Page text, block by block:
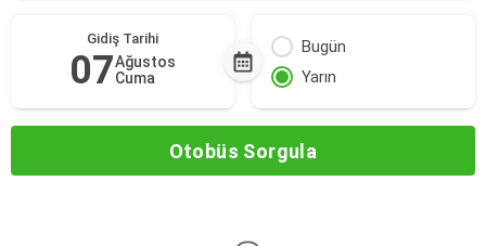
Gidiş Tarihi
07Ağustos
Cuma
Bugün
Yarın
Otobüs Sorgula